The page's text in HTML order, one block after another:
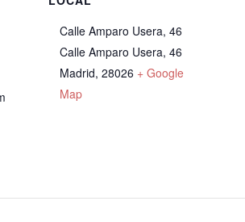
Calle Amparo Usera, 46
Calle Amparo Usera, 46
Madrid, 28026 + Google
Map